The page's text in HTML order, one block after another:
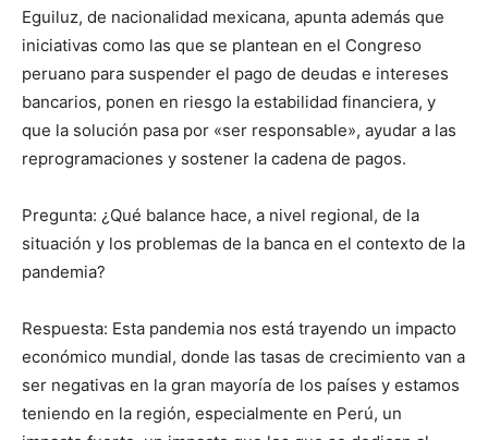
Eguiluz, de nacionalidad mexicana, apunta además que
iniciativas como las que se plantean en el Congreso
peruano para suspender el pago de deudas e intereses
bancarios, ponen en riesgo la estabilidad financiera, y
que la solución pasa por «ser responsable», ayudar a las
reprogramaciones y sostener la cadena de pagos.
Pregunta: ¿Qué balance hace, a nivel regional, de la
situación y los problemas de la banca en el contexto de la
pandemia?
Respuesta: Esta pandemia nos está trayendo un impacto
económico mundial, donde las tasas de crecimiento van a
ser negativas en la gran mayoría de los países y estamos
teniendo en la región, especialmente en Perú, un